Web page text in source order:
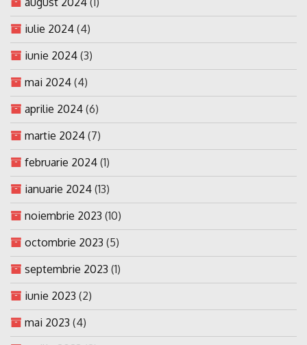
iulie 2024 (4)
iunie 2024 (3)
mai 2024 (4)
aprilie 2024 (6)
martie 2024 (7)
februarie 2024 (1)
ianuarie 2024 (13)
noiembrie 2023 (10)
octombrie 2023 (5)
septembrie 2023 (1)
iunie 2023 (2)
mai 2023 (4)